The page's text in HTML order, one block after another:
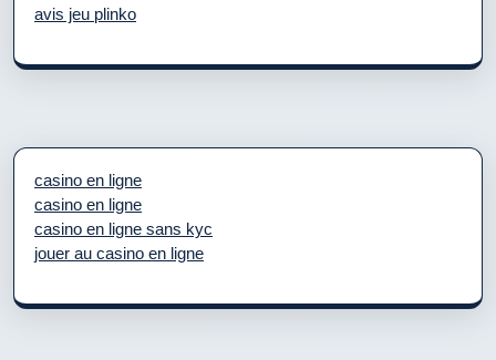
avis jeu plinko
casino en ligne
casino en ligne
casino en ligne sans kyc
jouer au casino en ligne